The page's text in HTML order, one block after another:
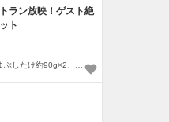
ラン放映！ゲスト絶
ト